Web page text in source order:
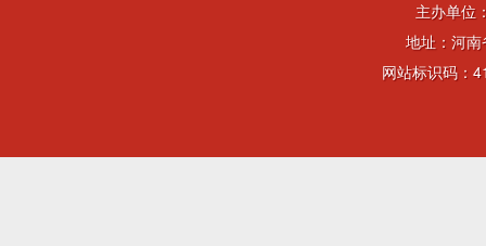
主办单位
地址：河
网站标识码